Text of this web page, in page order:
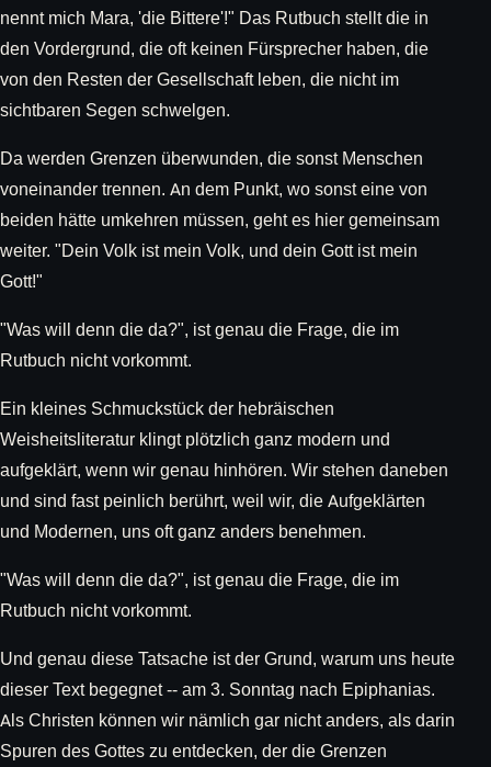
nennt mich Mara, 'die Bittere'!" Das Rutbuch stellt die in
den Vordergrund, die oft keinen Fürsprecher haben, die
von den Resten der Gesellschaft leben, die nicht im
sichtbaren Segen schwelgen.
Da werden Grenzen überwunden, die sonst Menschen
voneinander trennen. An dem Punkt, wo sonst eine von
beiden hätte umkehren müssen, geht es hier gemeinsam
weiter. "Dein Volk ist mein Volk, und dein Gott ist mein
Gott!"
"Was will denn die da?", ist genau die Frage, die im
Rutbuch nicht vorkommt.
Ein kleines Schmuckstück der hebräischen
Weisheitsliteratur klingt plötzlich ganz modern und
aufgeklärt, wenn wir genau hinhören. Wir stehen daneben
und sind fast peinlich berührt, weil wir, die Aufgeklärten
und Modernen, uns oft ganz anders benehmen.
"Was will denn die da?", ist genau die Frage, die im
Rutbuch nicht vorkommt.
Und genau diese Tatsache ist der Grund, warum uns heute
dieser Text begegnet -- am 3. Sonntag nach Epiphanias.
Als Christen können wir nämlich gar nicht anders, als darin
Spuren des Gottes zu entdecken, der die Grenzen